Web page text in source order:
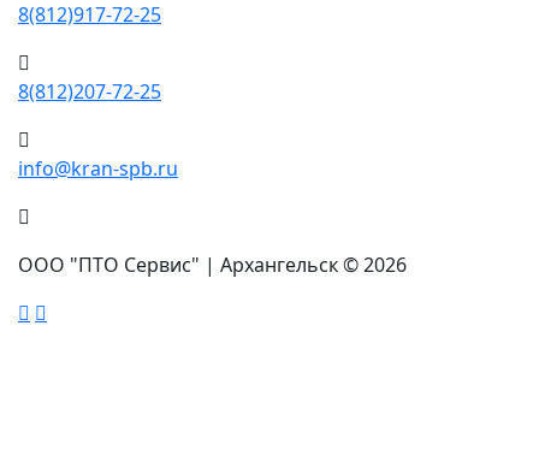
8(812)917-72-25
8(812)207-72-25
info@kran-spb.ru
ООО "ПТО Сервис" | Архангельск © 2026